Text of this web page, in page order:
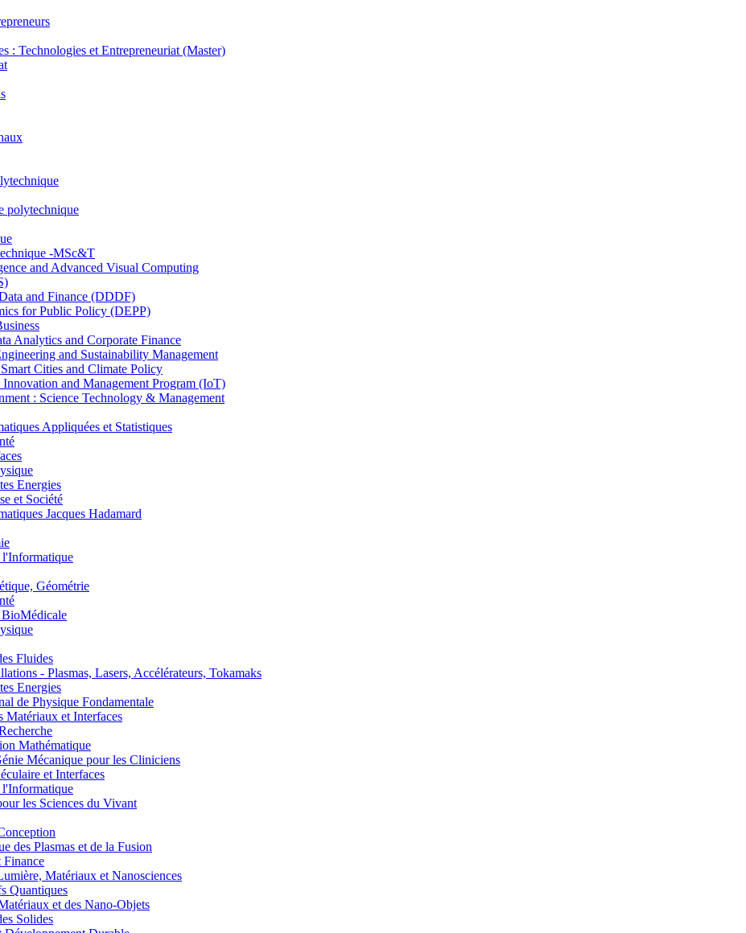
: Technologies et Entrepreneuriat (Master)
polytechnique
-MSc&T
and Advanced Visual Computing
and Finance (DDDF)
for Public Policy (DEPP)
Analytics and Corporate Finance
and Sustainability Management
Cities and Climate Policy
and Management Program (IoT)
: Science Technology & Management
Appliquées et Statistiques
Energies
et Société
Jacques Hadamard
Géométrie
Fluides
- Plasmas, Lasers, Accélérateurs, Tokamaks
Energies
de Physique Fondamentale
et Interfaces
Mathématique
Mécanique pour les Cliniciens
et Interfaces
les Sciences du Vivant
des Plasmas et de la Fusion
Matériaux et Nanosciences
Quantiques
et des Nano-Objets
Solides